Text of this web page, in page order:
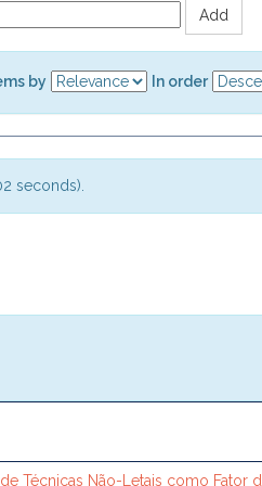
by In order
seconds).
Técnicas Não-Letais como Fator